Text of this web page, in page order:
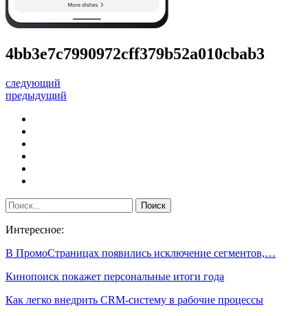
4bb3e7c7990972cff379b52a010cbab3
следующий
предыдущий
Интересное:
В ПромоСтраницах появились исключение сегментов,…
Кинопоиск покажет персональные итоги года
Как легко внедрить CRM-систему в рабочие процессы